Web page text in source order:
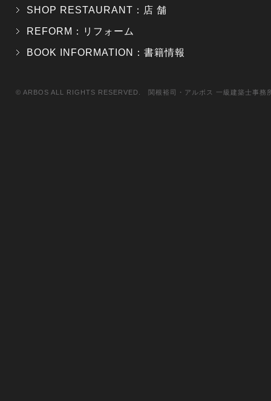
SHOP RESTAURANT：店 舗
REFORM：リフォーム
BOOK INFORMATION：書籍情報
© ARBOS ALL RIGHTS RESERVED. 関根裕司・アルボス 一級建築士事務